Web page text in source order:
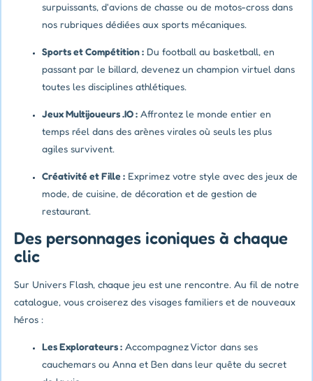
surpuissants, d'avions de chasse ou de motos-cross dans
nos rubriques dédiées aux sports mécaniques.
Sports et Compétition : Du football au basketball, en
passant par le billard, devenez un champion virtuel dans
toutes les disciplines athlétiques.
Jeux Multijoueurs .IO : Affrontez le monde entier en
temps réel dans des arènes virales où seuls les plus
agiles survivent.
Créativité et Fille : Exprimez votre style avec des jeux de
mode, de cuisine, de décoration et de gestion de
restaurant.
Des personnages iconiques à chaque
clic
Sur Univers Flash, chaque jeu est une rencontre. Au fil de notre
catalogue, vous croiserez des visages familiers et de nouveaux
héros :
Les Explorateurs : Accompagnez Victor dans ses
cauchemars ou Anna et Ben dans leur quête du secret